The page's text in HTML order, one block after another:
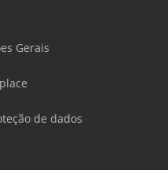
Gerais
de dados